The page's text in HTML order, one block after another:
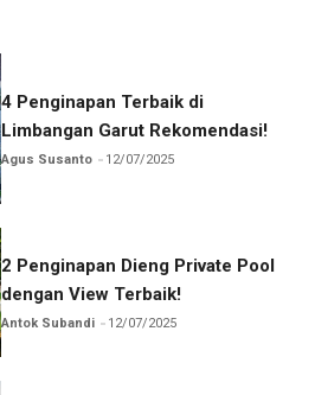
4 Penginapan Terbaik di
Limbangan Garut Rekomendasi!
Agus Susanto 12/07/2025
2 Penginapan Dieng Private Pool
dengan View Terbaik!
Antok Subandi 12/07/2025